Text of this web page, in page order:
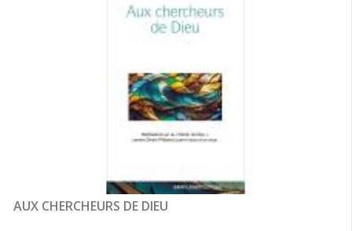
AUX CHERCHEURS DE DIEU